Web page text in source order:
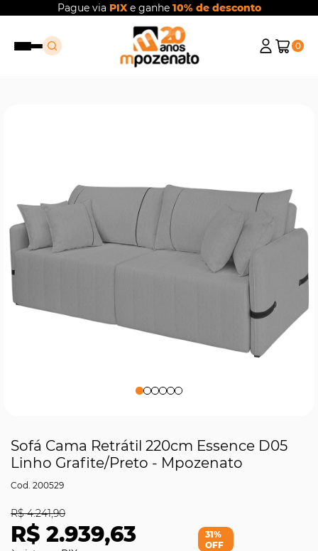
Pague via PIXe ganhe 10% de desconto
0
Sofá Cama Retrátil 220cm Essence D05
Linho Grafite/Preto - Mpozenato
200529
R$ 2.939,63
R$ 4.241,90
31%
OFF